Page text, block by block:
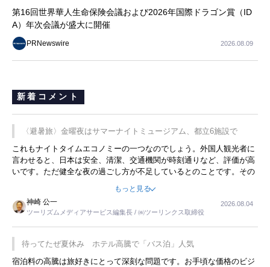
第16回世界華人生命保険会議および2026年国際ドラゴン賞（ID
A）年次会議が盛大に開催
PRNewswire 2026.08.09
新着コメント
〈避暑旅〉金曜夜はサマーナイトミュージアム、都立6施設で
これもナイトタイムエコノミーの一つなのでしょう。外国人観光者に
言わせると、日本は安全、清潔、交通機関が時刻通りなど、評価が高
いです。ただ健全な夜の過ごし方が不足しているとのことです。その
限らず外国人にとっても楽しみが増えるでしょうね。
もっと見る
神崎 公一
ツーリズムメディアサービス編集長 / ㈱ツーリンクス取締役
2026.08.04
待ってたぜ夏休み ホテル高騰で「バス泊」人気
宿泊料の高騰は旅好きにとって深刻な問題です。お手頃な価格のビジ